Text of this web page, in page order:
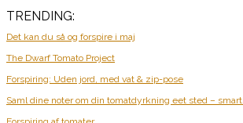
TRENDING:
Det kan du så og forspire i maj
The Dwarf Tomato Project
Forspiring: Uden jord, med vat & zip-pose
Saml dine noter om din tomatdyrkning eet sted –